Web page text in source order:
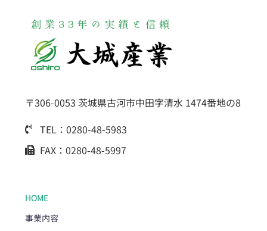
〒306-0053 茨城県古河市中田字清水 1474番地の8
TEL：0280-48-5983
FAX：0280-48-5997
HOME
事業内容